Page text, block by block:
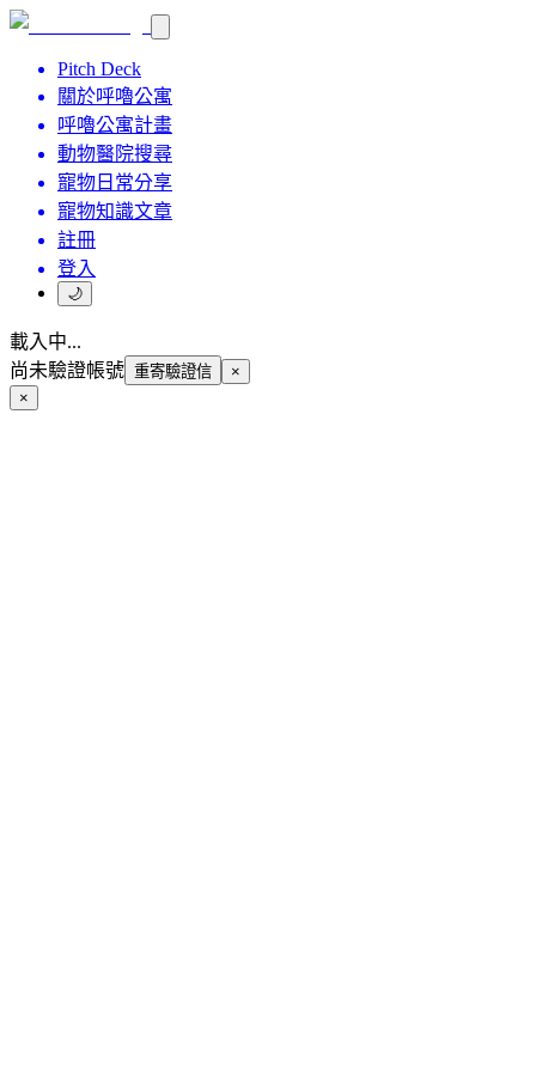
Pitch Deck
關於呼嚕公寓
呼嚕公寓計畫
動物醫院搜尋
寵物日常分享
寵物知識文章
註冊
登入
🌙
載入中...
尚未驗證帳號 重寄驗證信
×
×